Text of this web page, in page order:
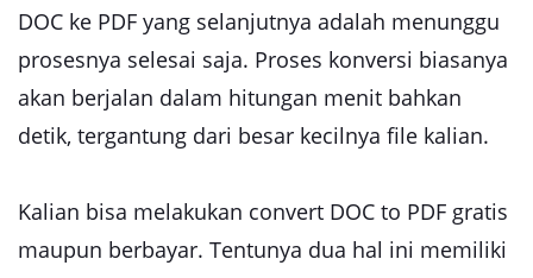
DOC ke PDF yang selanjutnya adalah menunggu
prosesnya selesai saja. Proses konversi biasanya
akan berjalan dalam hitungan menit bahkan
detik, tergantung dari besar kecilnya file kalian.
Kalian bisa melakukan convert DOC to PDF gratis
maupun berbayar. Tentunya dua hal ini memiliki